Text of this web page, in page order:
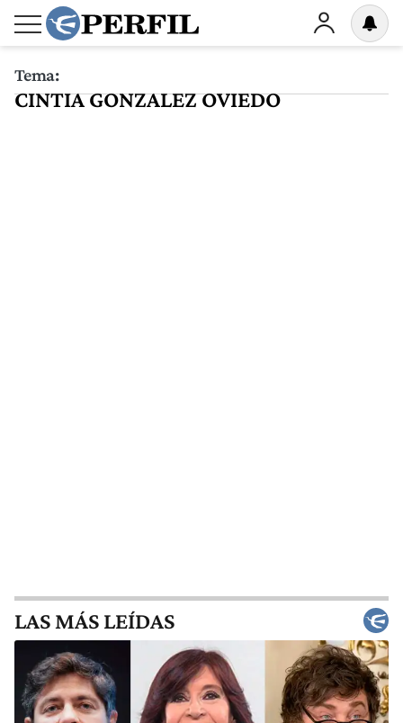
Tema:
CINTIA GONZALEZ OVIEDO
LAS MÁS LEÍDAS